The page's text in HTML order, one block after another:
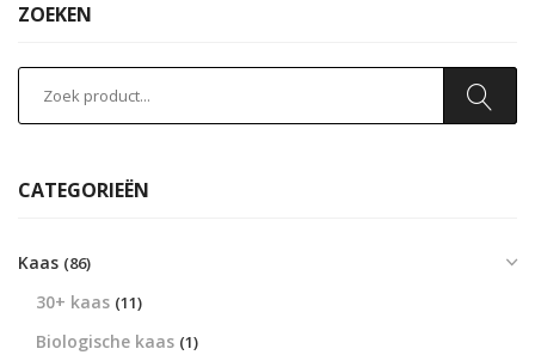
ZOEKEN
CATEGORIEËN
Kaas (86)
30+ kaas (11)
Biologische kaas (1)